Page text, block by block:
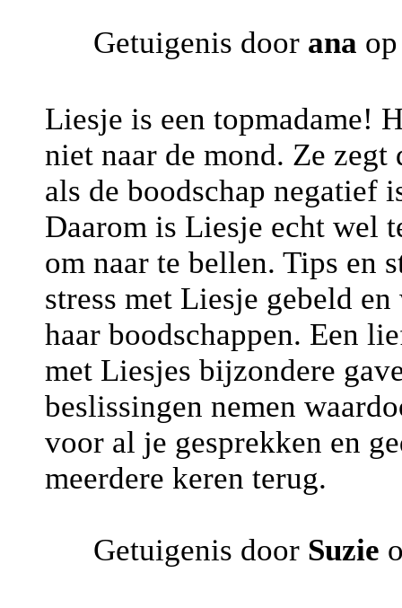
Getuigenis door ana
Liesje is een topmadame!
niet naar de mond. Ze
als de boodschap negatief
Daarom is Liesje echt wel
om naar te bellen. Tips en
stress met Liesje gebeld
haar boodschappen. Een
met Liesjes bijzondere
beslissingen nemen
voor al je gesprekken en
meerdere keren terug.
Getuigenis door Suzie